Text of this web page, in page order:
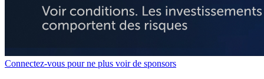
Connectez-vous pour ne plus voir de sponsors